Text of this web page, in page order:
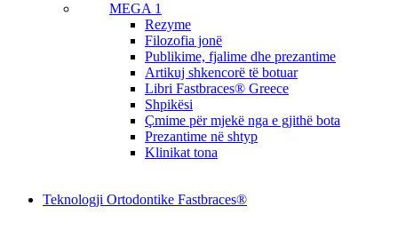
MEGA 1
Rezyme
Filozofia jonë
Publikime, fjalime dhe prezantime
Artikuj shkencorë të botuar
Libri Fastbraces® Greece
Shpikësi
Çmime për mjekë nga e gjithë bota
Prezantime në shtyp
Klinikat tona
Teknologji Ortodontike Fastbraces®